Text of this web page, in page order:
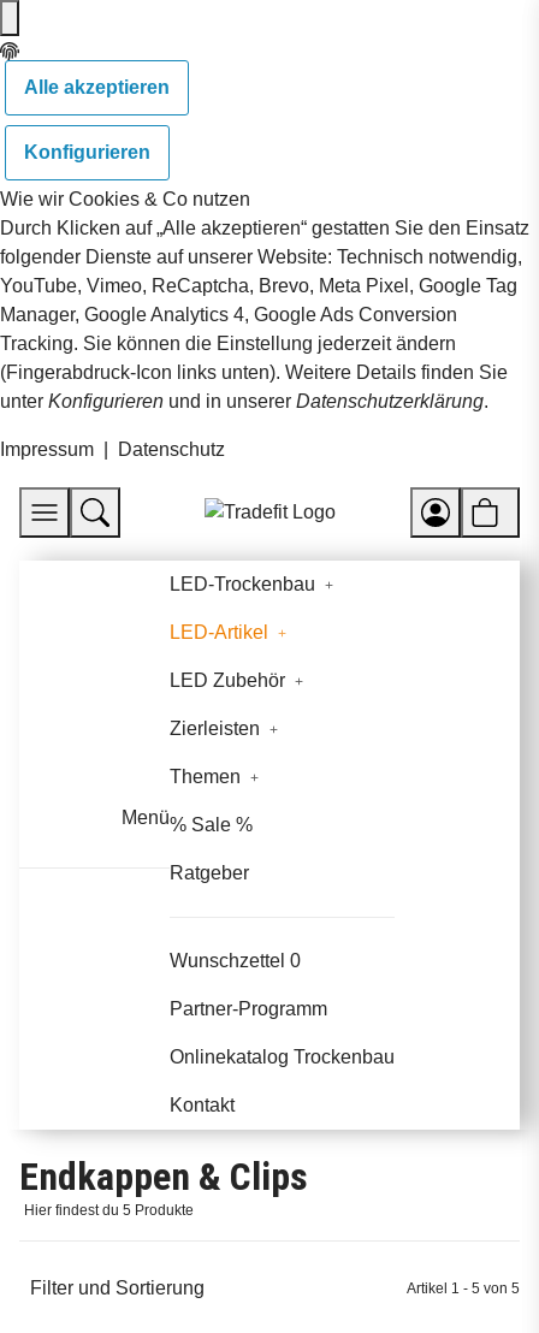
Alle akzeptieren
Konfigurieren
Wie wir Cookies & Co nutzen
Durch Klicken auf „Alle akzeptieren“ gestatten Sie den Einsatz
folgender Dienste auf unserer Website: Technisch notwendig,
YouTube, Vimeo, ReCaptcha, Brevo, Meta Pixel, Google Tag
Manager, Google Analytics 4, Google Ads Conversion
Tracking. Sie können die Einstellung jederzeit ändern
(Fingerabdruck-Icon links unten). Weitere Details finden Sie
unter Konfigurieren und in unserer Datenschutzerklärung.
Impressum Datenschutz
Menü
LED-Trockenbau
LED-Artikel
LED Zubehör
Zierleisten
Themen
% Sale %
Ratgeber
Wunschzettel 0
Partner-Programm
Onlinekatalog Trockenbau
Kontakt
Endkappen & Clips
Hier findest du 5 Produkte
Filter und Sortierung Artikel 1 - 5 von 5